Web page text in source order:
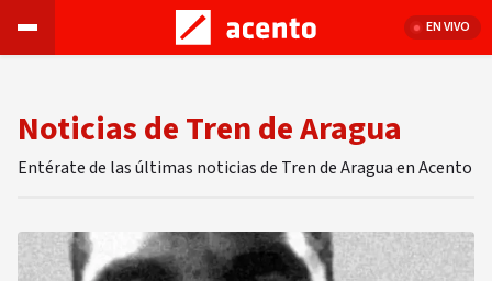
EN VIVO
Noticias de Tren de Aragua
Entérate de las últimas noticias de Tren de Aragua en Acento